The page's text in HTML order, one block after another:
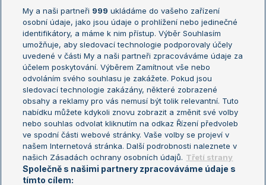
Žebříček ATP (muži)
Žebříček WTA (ženy)
Sázkařský žebříček
Australian Open
French Open
Wimbledon
US Open
Turnaj mistrů
Turnaj mistryň
Aktualní trendy
Fotbalové přestupy
Livesport Daily
LS Prague Open
My a naši partneři 999 ukládáme do vašeho zařízení
osobní údaje, jako jsou údaje o prohlížení nebo jedinečné
identifikátory, a máme k nim přístup. Výběr Souhlasím
umožňuje, aby sledovací technologie podporovaly účely
uvedené v části My a naši partneři zpracováváme údaje za
účelem poskytování. Výběrem Zamítnout vše nebo
odvoláním svého souhlasu je zakážete. Pokud jsou
sledovací technologie zakázány, některé zobrazené
obsahy a reklamy pro vás nemusí být tolik relevantní. Tuto
nabídku můžete kdykoli znovu zobrazit a změnit své volby
nebo souhlas odvolat kliknutím na odkaz Řízení předvoleb
ve spodní části webové stránky. Vaše volby se projeví v
našem Internetová stránka. Další podrobnosti naleznete v
našich Zásadách ochrany osobních údajů. Třetí strany
Společně s našimi partnery zpracováváme údaje s
tímto cílem: